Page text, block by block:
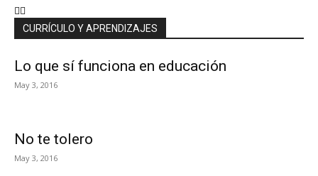
CURRÍCULO Y APRENDIZAJES
Lo que sí funciona en educación
May 3, 2016
No te tolero
May 3, 2016